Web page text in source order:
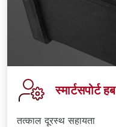
स्मार्टसपोर्ट हब
तत्काल दूरस्थ सहायता